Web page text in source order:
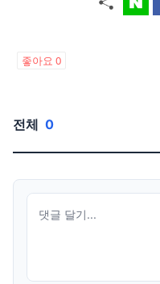
좋아요 0
전체 0